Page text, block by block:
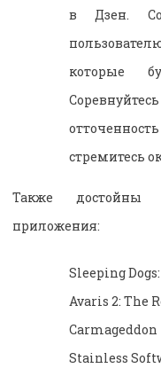
в Дзен.
которые
стремитесь
Также достойны
приложения:
Sleeping
Avaris 2: The
Stainless